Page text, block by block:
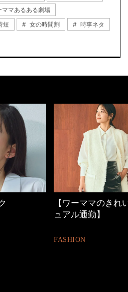
ママあるある劇場
短 女の時間割
時事ネタ
いめカジ
働く女性のバッグ